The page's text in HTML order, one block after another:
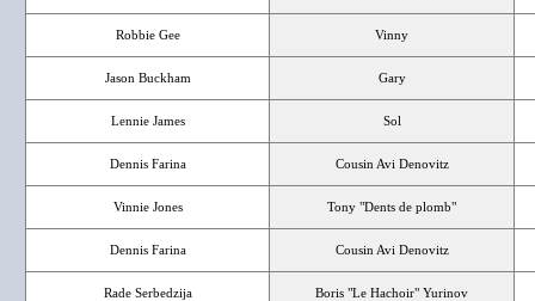
Robbie Gee Vinny
Jason Buckham Gary
Lennie James Sol
Dennis Farina Cousin Avi Denovitz
Vinnie Jones Tony "Dents de plomb"
Dennis Farina Cousin Avi Denovitz
Rade Serbedzija Boris "Le Hachoir" Yurinov